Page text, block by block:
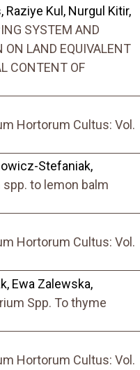
Raziye Kul, Nurgul Kitir,
SYSTEM AND
ON LAND EQUIVALENT
CONTENT OF
Hortorum Cultus: Vol.
Stefaniak,
to lemon balm
Hortorum Cultus: Vol.
Ewa Zalewska,
Spp. To thyme
Hortorum Cultus: Vol.